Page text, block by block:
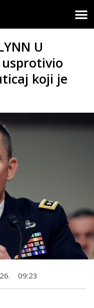
U
usprotivio
koji je
09:23